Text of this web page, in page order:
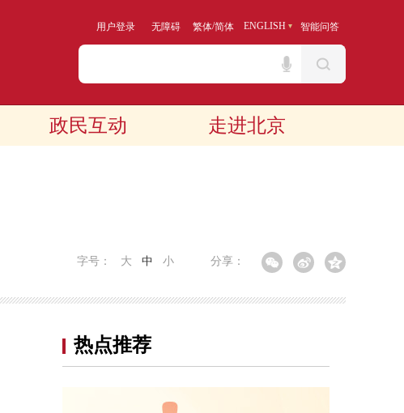
用户登录 无障碍 繁体/简体 ENGLISH 智能问答
政民互动 走进北京
分享：
字号： 大 中 小
热点推荐